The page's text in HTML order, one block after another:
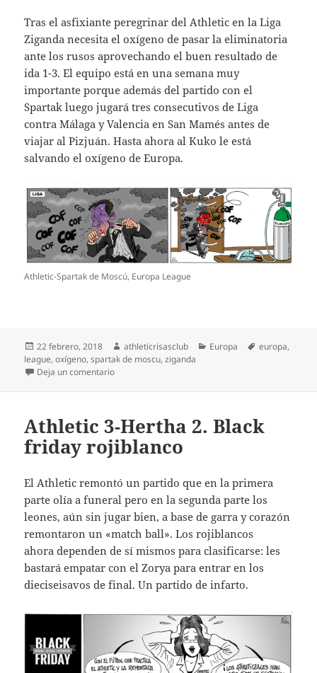
Tras el asfixiante peregrinar del Athletic en la Liga
Ziganda necesita el oxígeno de pasar la eliminatoria
ante los rusos aprovechando el buen resultado de
ida 1-3. El equipo está en una semana muy
importante porque además del partido con el
Spartak luego jugará tres consecutivos de Liga
contra Málaga y Valencia en San Mamés antes de
viajar al Pizjuán. Hasta ahora al Kuko le está
salvando el oxígeno de Europa.
Athletic-Spartak de Moscú, Europa League
Publicado
el
22 febrero, 2018 Autor
athleticrisasclub Categorías
Europa Etiquetas
europa,
league,oxígeno,spartak de moscu,ziganda
Deja un comentarioen Athletic-Spartak. ¡Oxígeno europeo!
Athletic 3-Hertha 2. Black
friday rojiblanco
El Athletic remontó un partido que en la primera
parte olía a funeral pero en la segunda parte los
leones, aún sin jugar bien, a base de garra y corazón
remontaron un «match ball». Los rojiblancos
ahora dependen de sí mismos para clasificarse: les
bastará empatar con el Zorya para entrar en los
dieciseisavos de final. Un partido de infarto.